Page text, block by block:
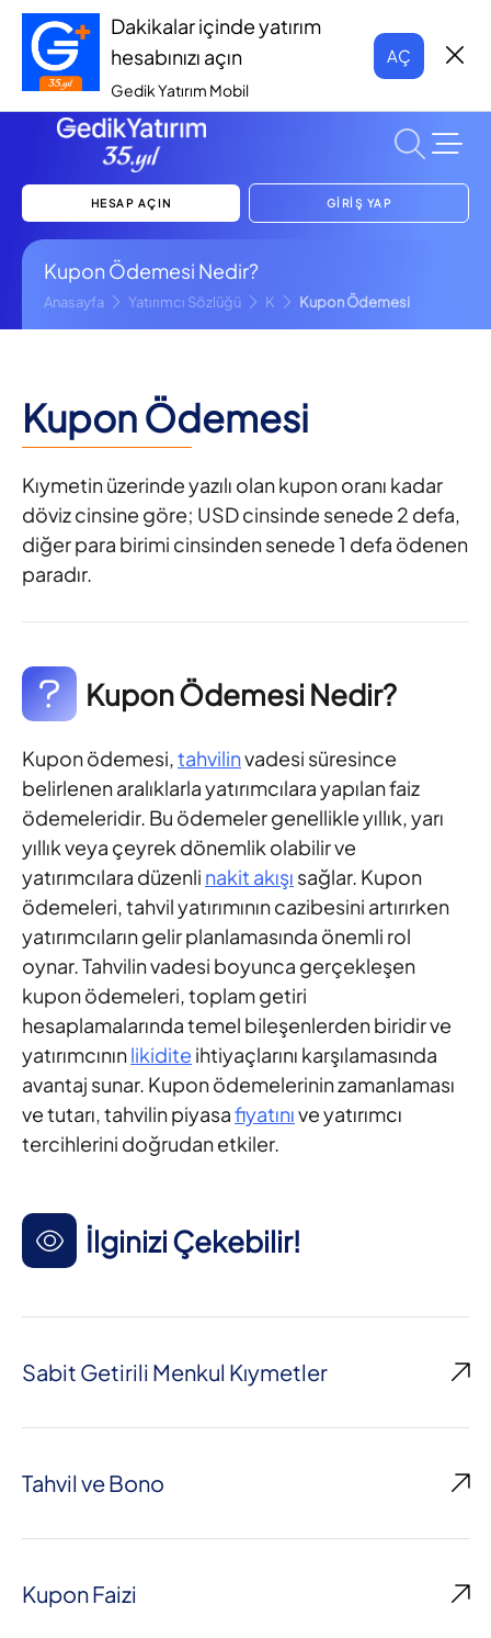
Dakikalar içinde yatırım
hesabınızı açın
Gedik Yatırım Mobil
AÇ
HESAP AÇIN GİRİŞ YAP
Kupon Ödemesi Nedir?
Anasayfa Yatırımcı Sözlüğü K Kupon Ödemesi
Kupon Ödemesi
Kıymetin üzerinde yazılı olan kupon oranı kadar
döviz cinsine göre; USD cinsinde senede 2 defa,
diğer para birimi cinsinden senede 1 defa ödenen
paradır.
Kupon Ödemesi Nedir?
Kupon ödemesi,tahvilinvadesi süresince
belirlenen aralıklarla yatırımcılara yapılan faiz
ödemeleridir. Bu ödemeler genellikle yıllık, yarı
yıllık veya çeyrek dönemlik olabilir ve
yatırımcılara düzenli nakit akışı sağlar. Kupon
ödemeleri, tahvil yatırımının cazibesini artırırken
yatırımcıların gelir planlamasında önemli rol
oynar. Tahvilin vadesi boyunca gerçekleşen
kupon ödemeleri, toplam getiri
hesaplamalarında temel bileşenlerden biridir ve
yatırımcınınlikidite ihtiyaçlarını karşılamasında
avantaj sunar. Kupon ödemelerinin zamanlaması
ve tutarı, tahvilin piyasafiyatınıve yatırımcı
tercihlerini doğrudan etkiler.
İlginizi Çekebilir!
Sabit Getirili Menkul Kıymetler
Tahvil ve Bono
Kupon Faizi